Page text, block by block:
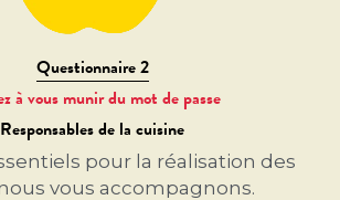
Questionnaire 2
à vous munir du mot de passe
Responsables de la cuisine
pour la réalisation des
vous accompagnons.